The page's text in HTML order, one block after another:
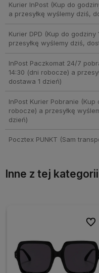
Kurier InPost(Kup do
a przesyłkę wyślemy dziś,
Kurier DPD (Kup do godziny
przesyłkę wyślemy dziś,
InPost Paczkomat 24/7
14:30 (dni robocze) a
dostawa 1 dzień)
InPost Kurier Pobranie (Kup
robocze) a przesyłkę
dzień)
Pocztex PUNKT (Sam
Inne z tej kategorii
Do
Do